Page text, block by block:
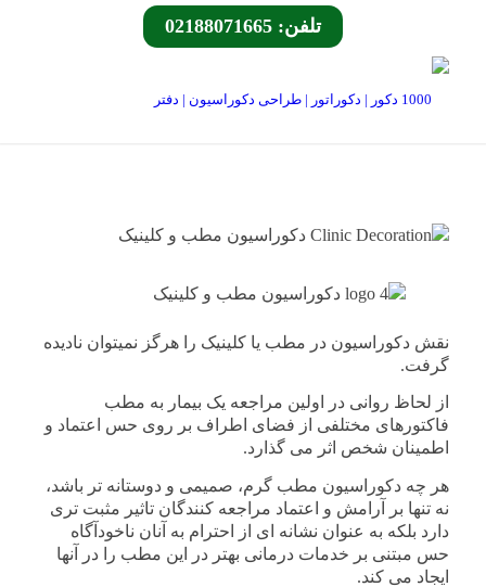
تلفن: 02188071665
نقش دکوراسیون در مطب یا کلینیک را هرگز نمیتوان نادیده
گرفت.
از لحاظ روانی در اولین مراجعه یک بیمار به مطب
فاکتورهای مختلفی از فضای اطراف بر روی حس اعتماد و
اطمینان شخص اثر می گذارد.
هر چه دکوراسیون مطب گرم، صمیمی و دوستانه تر باشد،
نه تنها بر آرامش و اعتماد مراجعه کنندگان تاثیر مثبت تری
دارد بلکه به عنوان نشانه ای از احترام به آنان ناخودآگاه
حس مبتنی بر خدمات درمانی بهتر در این مطب را در آنها
ایجاد می کند.